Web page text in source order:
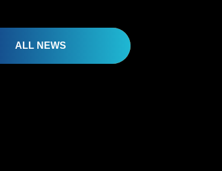
ALL NEWS